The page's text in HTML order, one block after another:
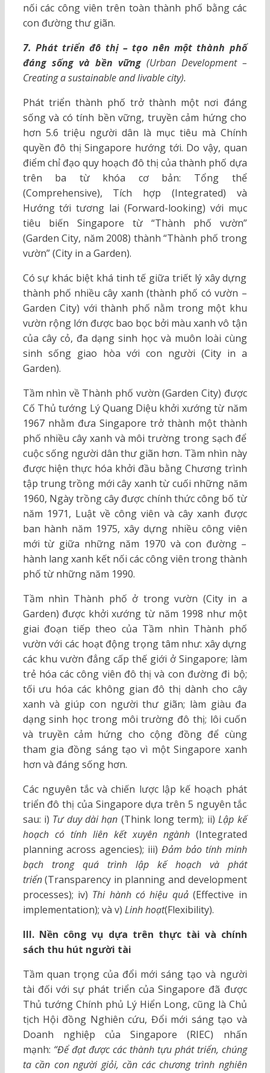
nối các công viên trên toàn thành phố bằng các
con đường thư giãn.
7. Phát triển đô thị – tạo nên một thành phố
đáng sống và bền vững (Urban Development –
Creating a sustainable and livable city).
Phát triển thành phố trở thành một nơi đáng
sống và có tính bền vững, truyền cảm hứng cho
hơn 5.6 triệu người dân là mục tiêu mà Chính
quyền đô thị Singapore hướng tới. Do vậy, quan
điểm chỉ đạo quy hoạch đô thị của thành phố dựa
trên ba từ khóa cơ bản: Tổng thể
(Comprehensive), Tích hợp (Integrated) và
Hướng tới tương lai (Forward-looking) với mục
tiêu biến Singapore từ “Thành phố vườn”
(Garden City, năm 2008) thành “Thành phố trong
vườn” (City in a Garden).
Có sự khác biệt khá tinh tế giữa triết lý xây dựng
thành phố nhiều cây xanh (thành phố có vườn –
Garden City) với thành phố nằm trong một khu
vườn rộng lớn được bao bọc bởi màu xanh vô tận
của cây cỏ, đa dạng sinh học và muôn loài cùng
sinh sống giao hòa với con người (City in a
Garden).
Tầm nhìn về Thành phố vườn (Garden City) được
Cố Thủ tướng Lý Quang Diệu khởi xướng từ năm
1967 nhằm đưa Singapore trở thành một thành
phố nhiều cây xanh và môi trường trong sạch để
cuộc sống người dân thư giãn hơn. Tầm nhìn này
được hiện thực hóa khởi đầu bằng Chương trình
tập trung trồng mới cây xanh từ cuối những năm
1960, Ngày trồng cây được chính thức công bố từ
năm 1971, Luật về công viên và cây xanh được
ban hành năm 1975, xây dựng nhiều công viên
mới từ giữa những năm 1970 và con đường –
hành lang xanh kết nối các công viên trong thành
phố từ những năm 1990.
Tầm nhìn Thành phố ở trong vườn (City in a
Garden) được khởi xướng từ năm 1998 như một
giai đoạn tiếp theo của Tầm nhìn Thành phố
vườn với các hoạt động trọng tâm như: xây dựng
các khu vườn đẳng cấp thế giới ở Singapore; làm
trẻ hóa các công viên đô thị và con đường đi bộ;
tối ưu hóa các không gian đô thị dành cho cây
xanh và giúp con người thư giãn; làm giàu đa
dạng sinh học trong môi trường đô thị; lôi cuốn
và truyền cảm hứng cho cộng đồng để cùng
tham gia đồng sáng tạo vì một Singapore xanh
hơn và đáng sống hơn.
Các nguyên tắc và chiến lược lập kế hoạch phát
triển đô thị của Singapore dựa trên 5 nguyên tắc
sau: i) Tư duy dài hạn (Think long term); ii)Lập kế
hoạch có tính liên kết xuyên ngành(Integrated
planning across agencies); iii) Đảm bảo tính minh
bạch trong quá trình lập kế hoạch và phát
triển(Transparency in planning and development
processes); iv) Thi hành có hiệu quả(Effective in
implementation); và v) Linh hoạt(Flexibility).
III. Nền công vụ dựa trên thực tài và chính
sách thu hút người tài
Tầm quan trọng của đổi mới sáng tạo và người
tài đối với sự phát triển của Singapore đã được
Thủ tướng Chính phủ Lý Hiển Long, cũng là Chủ
tịch Hội đồng Nghiên cứu, Đổi mới sáng tạo và
Doanh nghiệp của Singapore (RIEC) nhấn
mạnh: “Để đạt được các thành tựu phát triển, chúng
ta cần con người giỏi, cần các chương trình nghiên